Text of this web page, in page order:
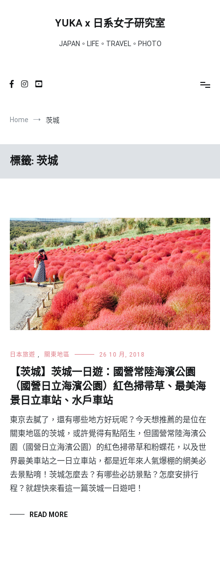
YUKA x 日系女子研究室
JAPAN。LIFE。TRAVEL。PHOTO
Home 茨城
標籤:茨城
日本旅遊 , 關東地區 26 10 月, 2018
【茨城】茨城一日遊：國營常陸海濱公園
（國營日立海濱公園）紅色掃帚草、最美海
景日立車站、水戶車站
東京去膩了，還有哪些地方好玩呢？今天想推薦的是位在
關東地區的茨城，或許覺得有點陌生，但國營常陸海濱公
園（國營日立海濱公園）的紅色掃帚草和粉蝶花，以及世
界最美車站之一日立車站，都是近年來人氣爆棚的網美必
去景點唷！茨城怎麼去？有哪些必訪景點？怎麼安排行
程？就趕快來看這一篇茨城一日遊吧！
READ MORE